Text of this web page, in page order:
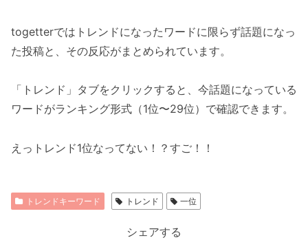
togetterではトレンドになったワードに限らず話題になっ
た投稿と、その反応がまとめられています。
「トレンド」タブをクリックすると、今話題になっている
ワードがランキング形式（1位〜29位）で確認できます。
えっトレンド1位なってない！？すご！！
トレンドキーワード トレンド 一位
シェアする